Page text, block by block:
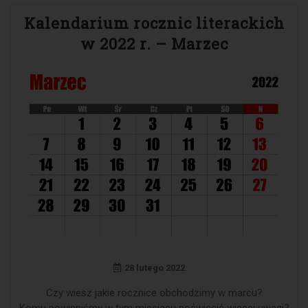
Kalendarium rocznic literackich
w 2022 r. – Marzec
28 lutego 2022
Czy wiesz jakie rocznice obchodzimy w marcu?